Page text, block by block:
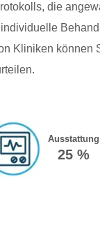
die
Kliniken können
Ausstattung
25 %